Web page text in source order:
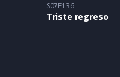
S07E136
Triste regreso